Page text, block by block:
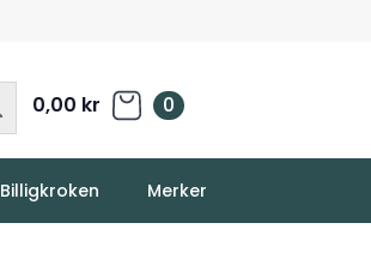
0,00 kr 0
Billigkroken Merker